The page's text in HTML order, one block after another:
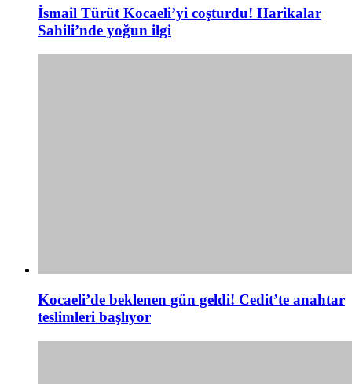
İsmail Türüt Kocaeli’yi coşturdu! Harikalar
Sahili’nde yoğun ilgi
Kocaeli’de beklenen gün geldi! Cedit’te anahtar
teslimleri başlıyor